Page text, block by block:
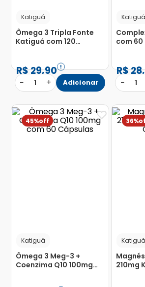
Katiguá
Ômega 3 Tripla Fonte
Katiguá com 120
R$29,90
− 1 + Adicionar
Katiguá
com 60
R$28,
− 1
45%
Katiguá
Ômega 3 Meg-3 +
Coenzima Q10 100mg
36%
Katiguá
210mg